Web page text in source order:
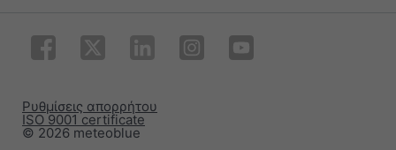
© 2026 meteoblue
ISO 9001 certificate
Ρυθμίσεις απορρήτου